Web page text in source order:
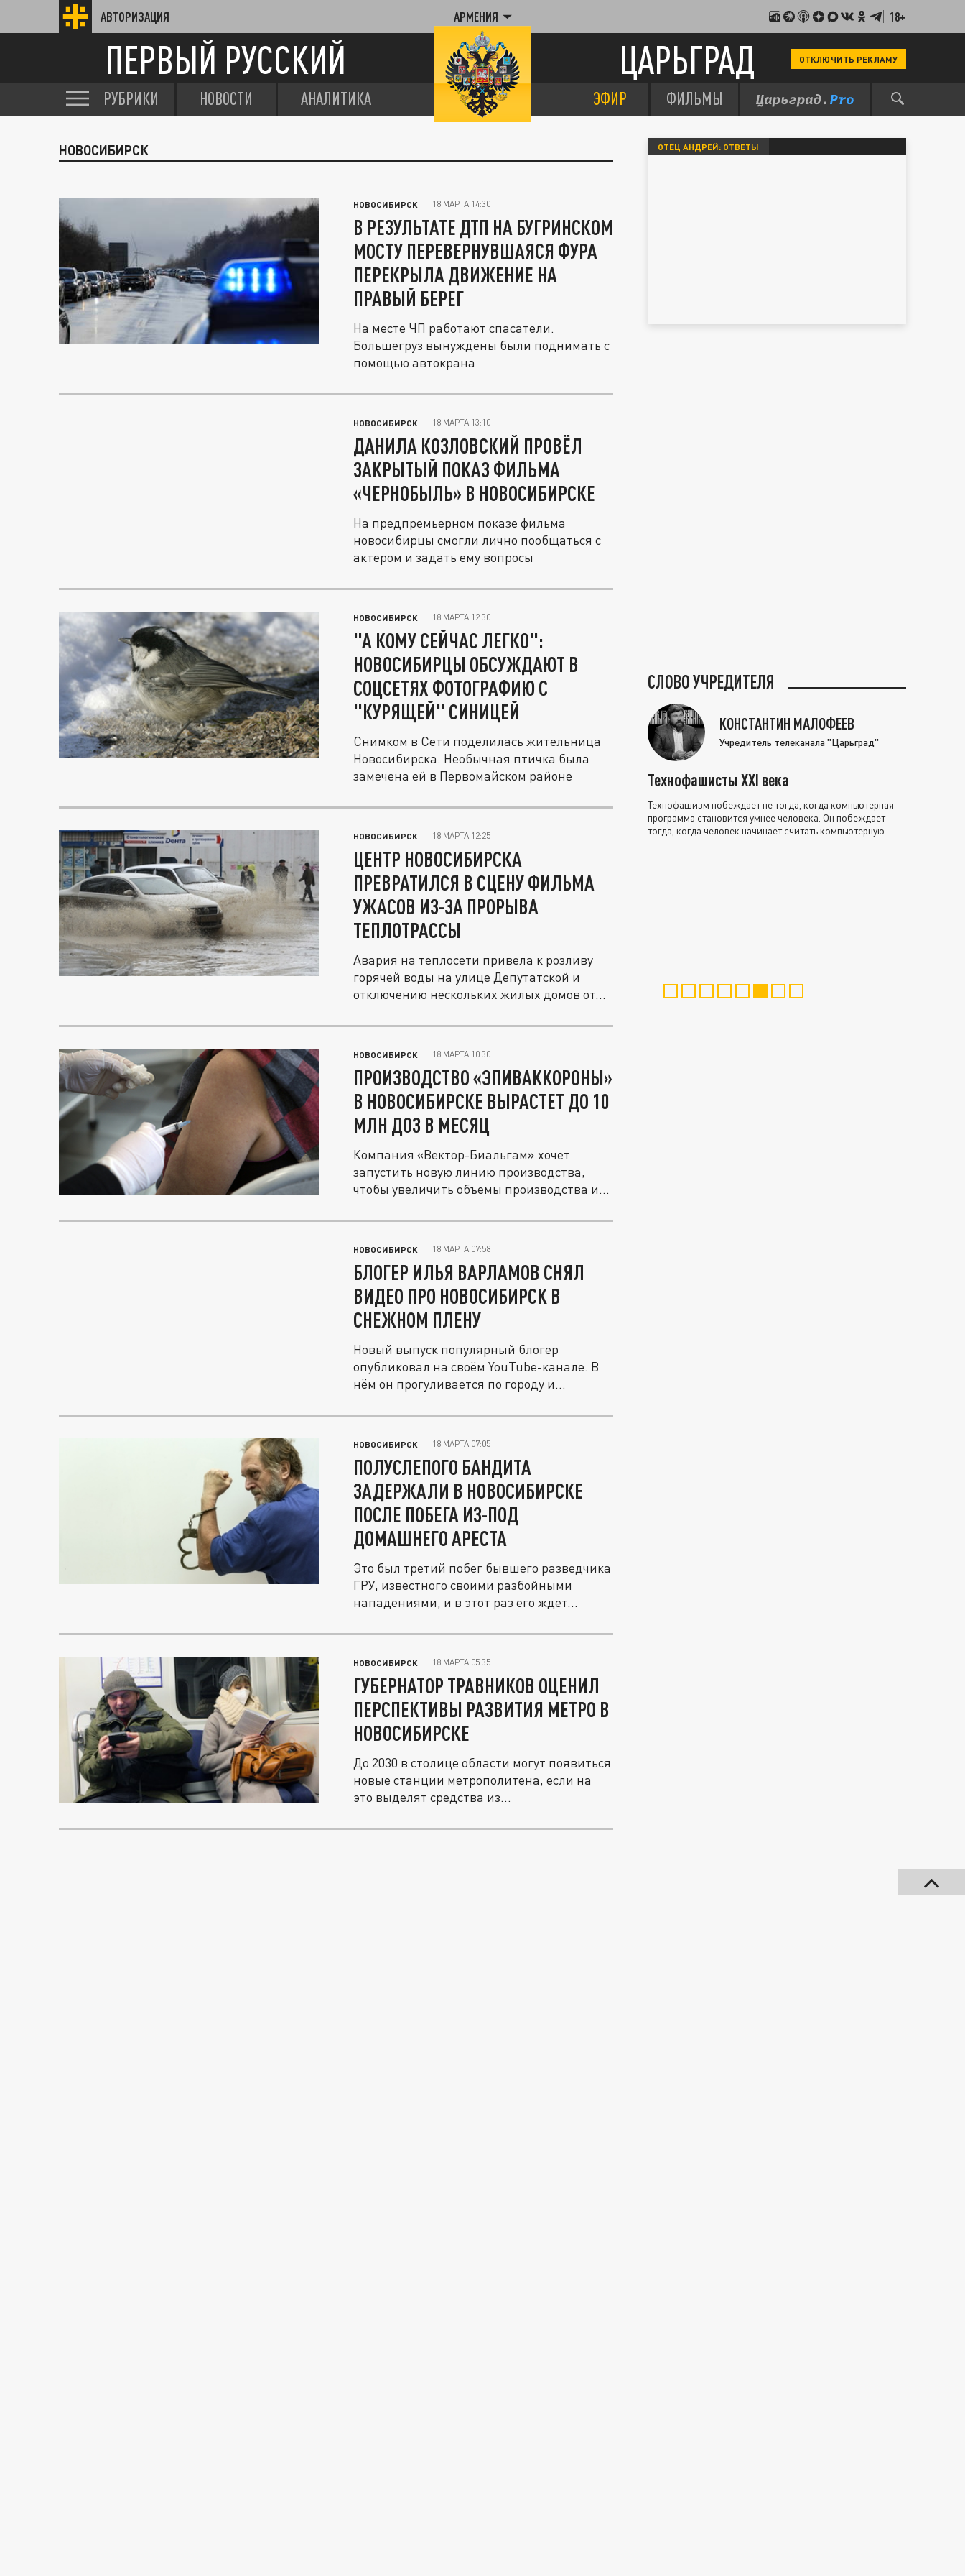
АВТОРИЗАЦИЯ АРМЕНИЯ 18+
ПЕРВЫЙ РУССКИЙ ЦАРЬГРАД ОТКЛЮЧИТЬ РЕКЛАМУ
РУБРИКИ НОВОСТИ АНАЛИТИКА ЭФИР ФИЛЬМЫ
НОВОСИБИРСК
НОВОСИБИРСК 18 МАРТА 14:30
В РЕЗУЛЬТАТЕ ДТП НА БУГРИНСКОМ
МОСТУ ПЕРЕВЕРНУВШАЯСЯ ФУРА
ПЕРЕКРЫЛА ДВИЖЕНИЕ НА
ПРАВЫЙ БЕРЕГ
На месте ЧП работают спасатели.
Большегруз вынуждены были поднимать с
помощью автокрана
НОВОСИБИРСК 18 МАРТА 13:10
ДАНИЛА КОЗЛОВСКИЙ ПРОВЁЛ
ЗАКРЫТЫЙ ПОКАЗ ФИЛЬМА
«ЧЕРНОБЫЛЬ» В НОВОСИБИРСКЕ
На предпремьерном показе фильма
новосибирцы смогли лично пообщаться с
актером и задать ему вопросы
НОВОСИБИРСК 18 МАРТА 12:30
"А КОМУ СЕЙЧАС ЛЕГКО":
НОВОСИБИРЦЫ ОБСУЖДАЮТ В
СОЦСЕТЯХ ФОТОГРАФИЮ С
"КУРЯЩЕЙ" СИНИЦЕЙ
Снимком в Сети поделилась жительница
Новосибирска. Необычная птичка была
замечена ей в Первомайском районе
НОВОСИБИРСК 18 МАРТА 12:25
ЦЕНТР НОВОСИБИРСКА
ПРЕВРАТИЛСЯ В СЦЕНУ ФИЛЬМА
УЖАСОВ ИЗ-ЗА ПРОРЫВА
ТЕПЛОТРАССЫ
Авария на теплосети привела к розливу
горячей воды на улице Депутатской и
отключению нескольких жилых домов от...
НОВОСИБИРСК 18 МАРТА 10:30
ПРОИЗВОДСТВО «ЭПИВАККОРОНЫ»
В НОВОСИБИРСКЕ ВЫРАСТЕТ ДО 10
МЛН ДОЗ В МЕСЯЦ
Компания «Вектор-Биальгам» хочет
запустить новую линию производства,
чтобы увеличить объемы производства и...
НОВОСИБИРСК 18 МАРТА 07:58
БЛОГЕР ИЛЬЯ ВАРЛАМОВ СНЯЛ
ВИДЕО ПРО НОВОСИБИРСК В
СНЕЖНОМ ПЛЕНУ
Новый выпуск популярный блогер
опубликовал на своём YouTube-канале. В
нём он прогуливается по городу и
НОВОСИБИРСК 18 МАРТА 07:05
ПОЛУСЛЕПОГО БАНДИТА
ЗАДЕРЖАЛИ В НОВОСИБИРСКЕ
ПОСЛЕ ПОБЕГА ИЗ-ПОД
ДОМАШНЕГО АРЕСТА
Это был третий побег бывшего разведчика
ГРУ, известного своими разбойными
нападениями, и в этот раз его ждет...
НОВОСИБИРСК 18 МАРТА 05:35
ГУБЕРНАТОР ТРАВНИКОВ ОЦЕНИЛ
ПЕРСПЕКТИВЫ РАЗВИТИЯ МЕТРО В
НОВОСИБИРСКЕ
До 2030 в столице области могут появиться
новые станции метрополитена, если на
это выделят средства из...
ОТЕЦ АНДРЕЙ: ОТВЕТЫ
СЛОВО УЧРЕДИТЕЛЯ
КОНСТАНТИН МАЛОФЕЕВ
Учредитель телеканала "Царьград"
Технофашисты XXI века
Технофашизм побеждает не тогда, когда компьютерная
программа становится умнее человека. Он побеждает
тогда, когда человек начинает считать компьютерную